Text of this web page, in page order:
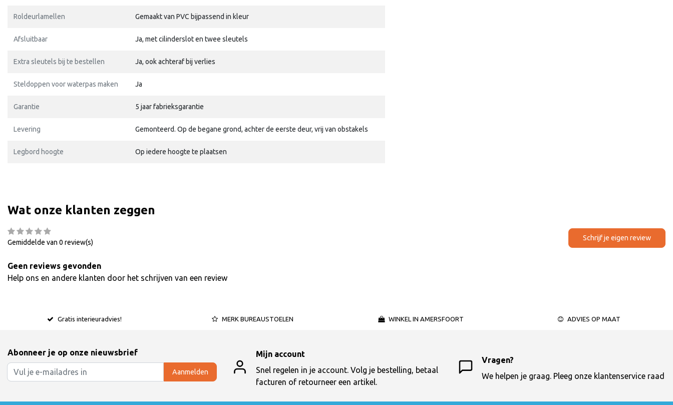
Roldeurlamellen Gemaakt van PVC bijpassend in kleur
Afsluitbaar Ja, met cilinderslot en twee sleutels
Extra sleutels bij te bestellen Ja, ook achteraf bij verlies
Steldoppen voor waterpas maken Ja
Garantie 5 jaar fabrieksgarantie
Levering Gemonteerd. Op de begane grond, achter de eerste deur, vrij van obstakels
Legbord hoogte Op iedere hoogte te plaatsen
Wat onze klanten zeggen
Gemiddelde van 0 review(s)
Schrijf je eigen review
Geen reviews gevonden
Help ons en andere klanten door het schrijven van een review
Gratis interieuradvies! MERK BUREAUSTOELEN WINKEL IN AMERSFOORT ADVIES OP MAAT
Abonneer je op onze nieuwsbrief
Aanmelden
Mijn account
Snel regelen in je account. Volg je bestelling, betaal
facturen of retourneer een artikel.
Vragen?
We helpen je graag. Pleeg onze klantenservice raad